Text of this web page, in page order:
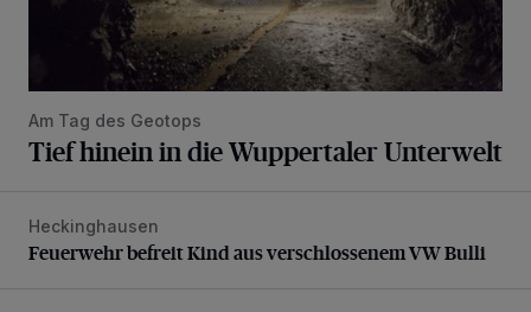
Am Tag des Geotops
Tief hinein in die Wuppertaler Unterwelt
Feuerwehr befreit Kind aus verschlossenem VW Bulli
Heckinghausen
Feuerwehr befreit Kind aus verschlossenem VW Bulli